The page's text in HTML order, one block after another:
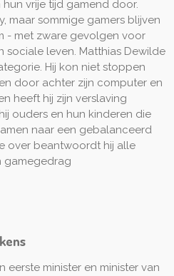
vrije tijd gamend door.
maar sommige gamers blijven
- met zware gevolgen voor
sociale leven. Matthias Dewilde
Hij kon niet stoppen
door achter zijn computer en
heeft hij zijn verslaving
ouders en hun kinderen die
naar een gebalanceerd
over beantwoordt hij alle
gamegedrag
eerste minister en minister van